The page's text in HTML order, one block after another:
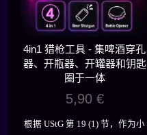
4in1 猎枪工具 - 集啤酒穿孔
器、开瓶器、开罐器和钥匙
圈于一体
5,90 €
根据 UStG 第 19 (1) 节，作为小